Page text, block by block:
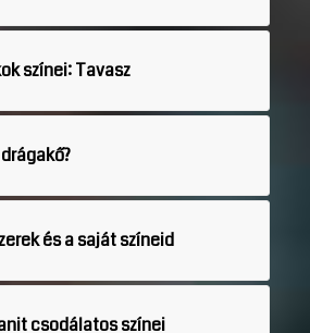
színei: Tavasz
és a saját színeid
csodálatos színei